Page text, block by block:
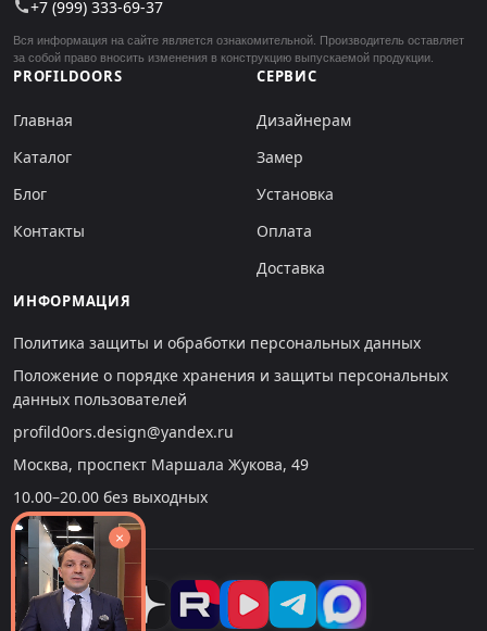
call+7 (999) 333-69-37
Вся информация на сайте является ознакомительной. Производитель оставляет
за собой право вносить изменения в конструкцию выпускаемой продукции.
PROFILDOORS
Главная
Каталог
Блог
Контакты
СЕРВИС
Дизайнерам
Замер
Установка
Оплата
Доставка
ИНФОРМАЦИЯ
Политика защиты и обработки персональных данных
Положение о порядке хранения и защиты персональных
данных пользователей
profild0ors.design@yandex.ru
Москва, проспект Маршала Жукова, 49
10.00–20.00 без выходных
×